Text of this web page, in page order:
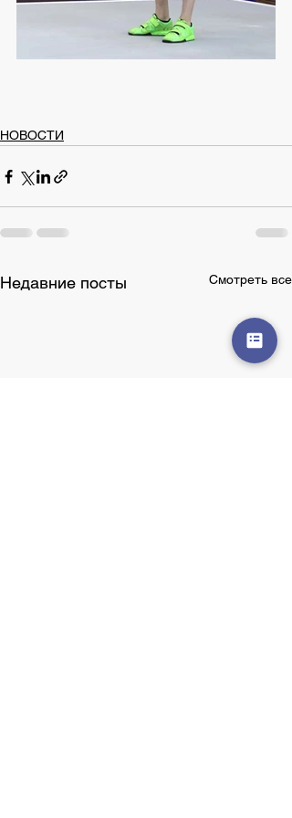
НОВОСТИ
Недавние посты Смотреть все